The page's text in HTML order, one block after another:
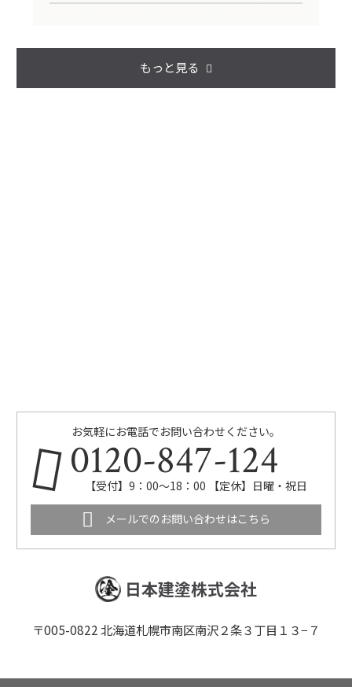
もっと見る
お気軽にお電話でお問い合わせください。
0120-847-124
【受付】9：00～18：00 【定休】日曜・祝日
メールでのお問い合わせはこちら
日本建塗株式会社
〒005-0822 北海道札幌市南区南沢２条３丁目１３−７